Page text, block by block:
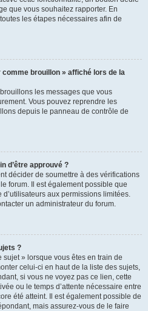
que vous souhaitez rapporter. En
les étapes nécessaires afin de
brouillon » affiché lors de la
brouillons les messages que vous
Vous pouvez reprendre les
depuis le panneau de contrôle de
d’être approuvé ?
décider de soumettre à des vérifications
forum. Il est également possible que
aux permissions limitées.
un administrateur du forum.
?
» lorsque vous êtes en train de
celui-ci en haut de la liste des sujets,
si vous ne voyez pas ce lien, cette
ou le temps d’attente nécessaire entre
été atteint. Il est également possible de
mais assurez-vous de le faire